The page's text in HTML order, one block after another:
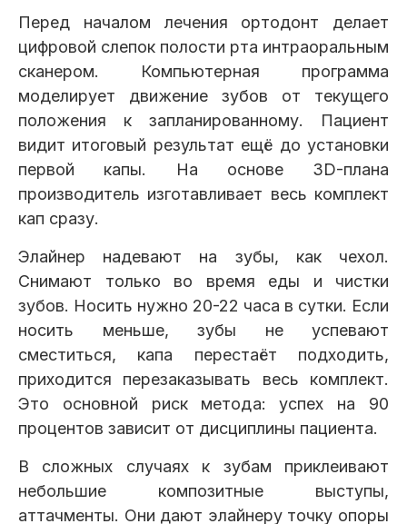
Перед началом лечения ортодонт делает
цифровой слепок полости рта интраоральным
сканером. Компьютерная программа
моделирует движение зубов от текущего
положения к запланированному. Пациент
видит итоговый результат ещё до установки
первой капы. На основе 3D-плана
производитель изготавливает весь комплект
кап сразу.
Элайнер надевают на зубы, как чехол.
Снимают только во время еды и чистки
зубов. Носить нужно 20-22 часа в сутки. Если
носить меньше, зубы не успевают
сместиться, капа перестаёт подходить,
приходится перезаказывать весь комплект.
Это основной риск метода: успех на 90
процентов зависит от дисциплины пациента.
В сложных случаях к зубам приклеивают
небольшие композитные выступы,
аттачменты. Они дают элайнеру точку опоры